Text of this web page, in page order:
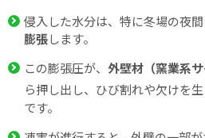
侵入した水分は、特に冬場の夜
膨張します。
この膨張圧が、 外壁材（窯業系サ
ら押し出し、ひび割れや欠けを
です。